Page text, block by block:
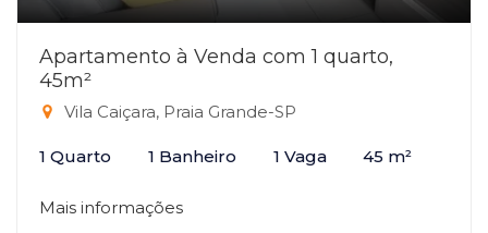
Apartamento à Venda com 1 quarto,
45m²
Vila Caiçara, Praia Grande-SP
1 Quarto 1 Banheiro 1 Vaga 45 m²
Mais informações